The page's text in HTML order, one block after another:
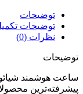
توضیحات
توضیحات
نظرات (0)
توضیحات
پیشرفته‌ترین